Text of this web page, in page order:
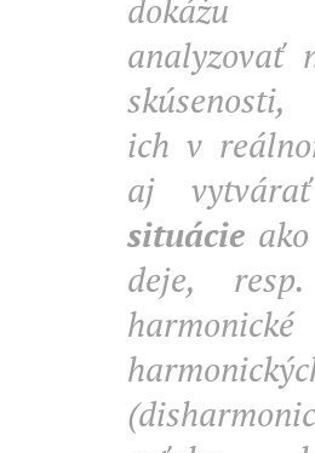
analyzovať
ich v
aj
situácie
deje,